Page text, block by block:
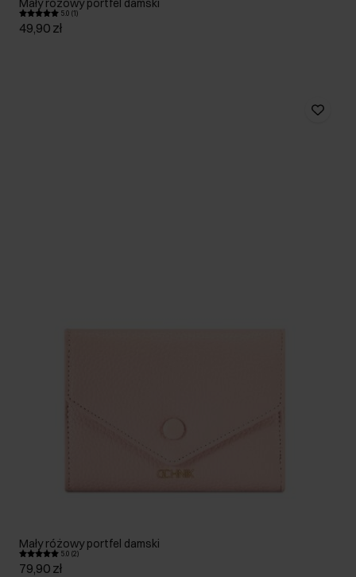
Mały różowy portfel damski
5.0 (1)
49,90 zł
Mały różowy portfel damski
5.0 (2)
79,90 zł